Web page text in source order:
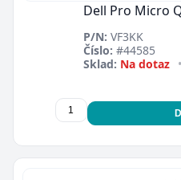
Dell Pro Micro
P/N: VF3KK
Číslo: #44585
Sklad: Na dotaz •